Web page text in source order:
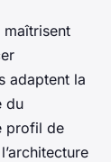
maîtrisent
adaptent la
du
profil de